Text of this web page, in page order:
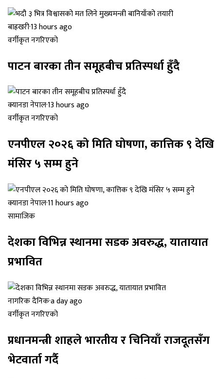
बाह्रखरी·13 hours ago
वर्गीकृत नगरिएको
पाटन बारका तीन समूहबीच प्रतिस्पर्धा हुँदै
क्यानडा नेपाल·13 hours ago
वर्गीकृत नगरिएको
एनपीएल २०२६ को मिति घोषणा, कात्तिक ९ देखि
मंसिर ५ सम्म हुने
क्यानडा नेपाल·11 hours ago
सामाजिक
देशका विभिन्न स्थानमा सडक अवरुद्ध, यातायात
प्रभावित
नागरिक दैनिक·a day ago
वर्गीकृत नगरिएको
प्रधानमन्त्री शाहले भारतीय र चिनियाँ राजदूतसँग
भेटवार्ता गर्दै